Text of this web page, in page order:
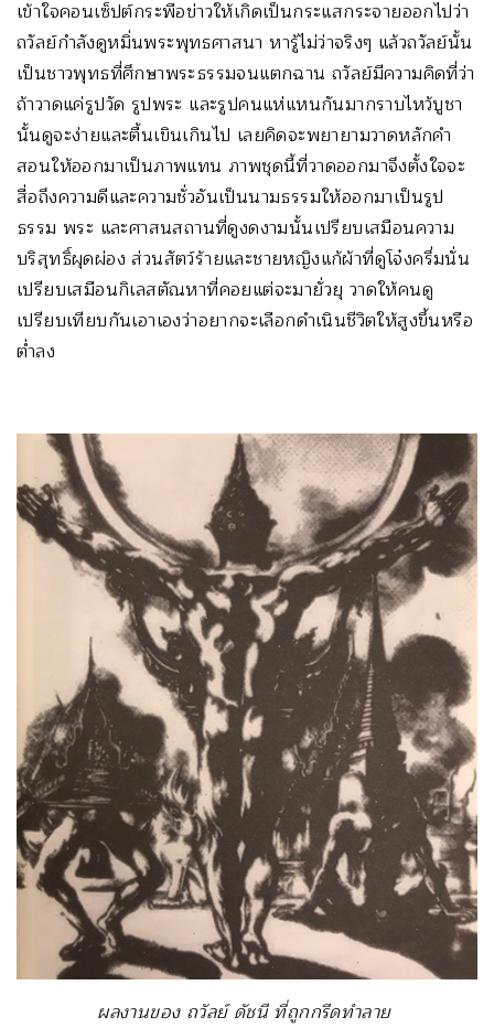
เข้าใจคอนเซ็ปต์กระพือข่าวให้เกิดเป็นกระแสกระจายออกไปว่า
ถวัลย์กำลังดูหมิ่นพระพุทธศาสนา หารู้ไม่ว่าจริงๆ แล้วถวัลย์นั้น
เป็นชาวพุทธที่ศึกษาพระธรรมจนแตกฉาน ถวัลย์มีความคิดที่ว่า
ถ้าวาดแค่รูปวัด รูปพระ และรูปคนแห่แหนกันมากราบไหว้บูชา
นั้นดูจะง่ายและตื้นเขินเกินไป เลยคิดจะพยายามวาดหลักคำ
สอนให้ออกมาเป็นภาพแทน ภาพชุดนี้ที่วาดออกมาจึงตั้งใจจะ
สื่อถึงความดีและความชั่วอันเป็นนามธรรมให้ออกมาเป็นรูป
ธรรม พระ และศาสนสถานที่ดูงดงามนั้นเปรียบเสมือนความ
บริสุทธิ์ผุดผ่อง ส่วนสัตว์ร้ายและชายหญิงแก้ผ้าที่ดูโจ๋งครึ่มนั่น
เปรียบเสมือนกิเลสตัณหาที่คอยแต่จะมายั่วยุ วาดให้คนดู
เปรียบเทียบกันเอาเองว่าอยากจะเลือกดำเนินชีวิตให้สูงขึ้นหรือ
ต่ำลง
ผลงานของ ถวัลย์ ดัชนี ที่ถูกกรีดทำลาย